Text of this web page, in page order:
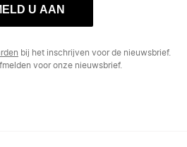
U AAN
bij het inschrijven voor de nieuwsbrief.
voor onze nieuwsbrief.